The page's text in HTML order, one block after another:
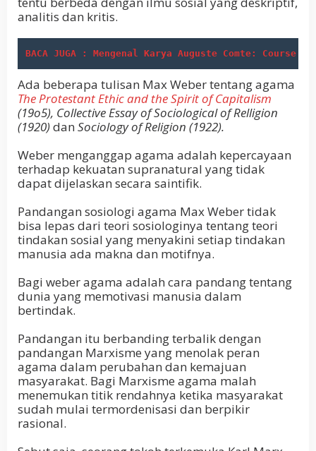
analitis dan kritis.
BACA JUGA : Mengenal Karya Auguste Comte: Course
Ada beberapa tulisan Max Weber tentang agama
The Protestant Ethic and the Spirit of Capitalism
(19o5), Collective Essay of Sociological of Relligion
(1920)dan Sociology of Religion (1922).
Weber menganggap agama adalah kepercayaan
terhadap kekuatan supranatural yang tidak
dapat dijelaskan secara saintifik.
Pandangan sosiologi agama Max Weber tidak
bisa lepas dari teori sosiologinya tentang teori
tindakan sosial yang menyakini setiap tindakan
manusia ada makna dan motifnya.
Bagi weber agama adalah cara pandang tentang
dunia yang memotivasi manusia dalam
bertindak.
Pandangan itu berbanding terbalik dengan
pandangan Marxisme yang menolak peran
agama dalam perubahan dan kemajuan
masyarakat. Bagi Marxisme agama malah
menemukan titik rendahnya ketika masyarakat
sudah mulai termordenisasi dan berpikir
rasional.